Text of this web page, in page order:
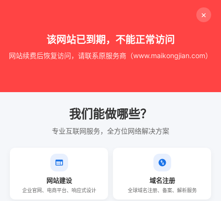
×
该网站已到期，不能正常访问
网站续费后恢复访问，请联系原服务商（www.maikongjian.com）
我们能做哪些？
专业互联网服务，全方位网络解决方案
网站建设
企业官网、电商平台、响应式设计
域名注册
全球域名注册、备案、解析服务